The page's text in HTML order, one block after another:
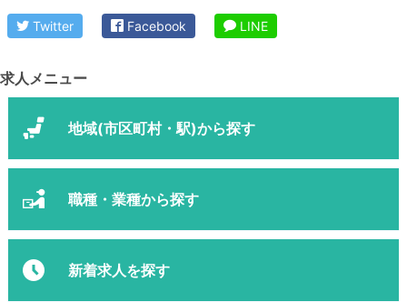
Twitter Facebook LINE
求人メニュー
地域(市区町村・駅)から探す
職種・業種から探す
新着求人を探す